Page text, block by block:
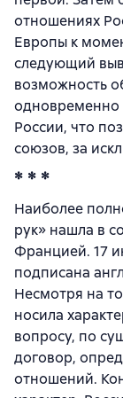
отношениях
Европы к
следующий
возможность
одновременно
России, что
союзов, за
* * *
Наиболее
рук» нашла в
Францией. 17
подписана
Несмотря на
носила
вопросу, по
договор,
отношений.